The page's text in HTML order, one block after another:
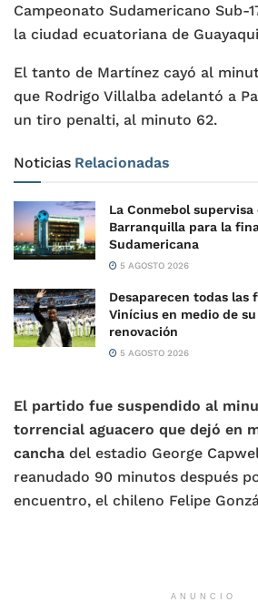
Campeonato Sudamericano Sub-
la ciudad ecuatoriana de
El tanto de Martínez cayó al
que Rodrigo Villalba adelantó a
un tiro penalti, al minuto 62.
Noticias Relacionadas
La Conmebol
Barranquilla para la
Sudamericana
5 AGOSTO 2026
Desaparecen todas las
Vinícius en medio de
renovación
5 AGOSTO 2026
El partido fue suspendido al
torrencial aguacero que dejó en
cancha del estadio George
reanudado 90 minutos después
encuentro, el chileno Felipe
ANUNCIO